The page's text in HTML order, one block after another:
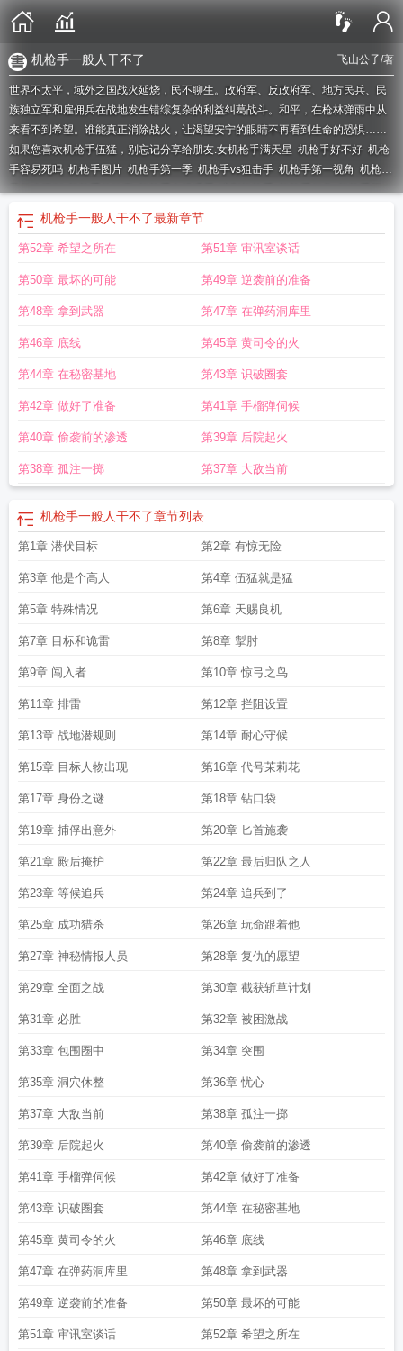
飞山公子/著
机枪手一般人干不了
世界不太平，域外之国战火延烧，民不聊生。政府军、反政府军、地方民兵、民
族独立军和雇佣兵在战地发生错综复杂的利益纠葛战斗。和平，在枪林弹雨中从
来看不到希望。谁能真正消除战火，让渴望安宁的眼睛不再看到生命的恐惧……
如果您喜欢机枪手伍猛，别忘记分享给朋友.女机枪手满天星 机枪手好不好 机枪
手容易死吗 机枪手图片 机枪手第一季 机枪手vs狙击手 机枪手第一视角 机枪手
是什么级别机枪手的故事机枪手在线观看暗影机枪手机枪手何龙机枪手第一
季免费播放
机枪猛男 德国最强机枪手 kayleygunner机枪手
手美国电影
手普通机枪手机枪手一般能干几年 重型机枪手机枪手游戏单机
手班用机枪手职责狂野机枪手3
机枪手一般人干不了最新章节
第52章 希望之所在 第51章 审讯室谈话
第50章 最坏的可能 第49章 逆袭前的准备
第48章 拿到武器 第47章 在弹药洞库里
第46章 底线 第45章 黄司令的火
第44章 在秘密基地 第43章 识破圈套
第42章 做好了准备 第41章 手榴弹伺候
第40章 偷袭前的渗透 第39章 后院起火
第38章 孤注一掷 第37章 大敌当前
机枪手一般人干不了章节列表
第1章 潜伏目标 第2章 有惊无险
第3章 他是个高人 第4章 伍猛就是猛
第5章 特殊情况 第6章 天赐良机
第7章 目标和诡雷 第8章 掣肘
第9章 闯入者 第10章 惊弓之鸟
第11章 排雷 第12章 拦阻设置
第13章 战地潜规则 第14章 耐心守候
第15章 目标人物出现 第16章 代号茉莉花
第17章 身份之谜 第18章 钻口袋
第19章 捕俘出意外 第20章 匕首施袭
第21章 殿后掩护 第22章 最后归队之人
第23章 等候追兵 第24章 追兵到了
第25章 成功猎杀 第26章 玩命跟着他
第27章 神秘情报人员 第28章 复仇的愿望
第29章 全面之战 第30章 截获斩草计划
第31章 必胜 第32章 被困激战
第33章 包围圈中 第34章 突围
第35章 洞穴休整 第36章 忧心
第37章 大敌当前 第38章 孤注一掷
第39章 后院起火 第40章 偷袭前的渗透
第41章 手榴弹伺候 第42章 做好了准备
第43章 识破圈套 第44章 在秘密基地
第45章 黄司令的火 第46章 底线
第47章 在弹药洞库里 第48章 拿到武器
第49章 逆袭前的准备 第50章 最坏的可能
第51章 审讯室谈话 第52章 希望之所在